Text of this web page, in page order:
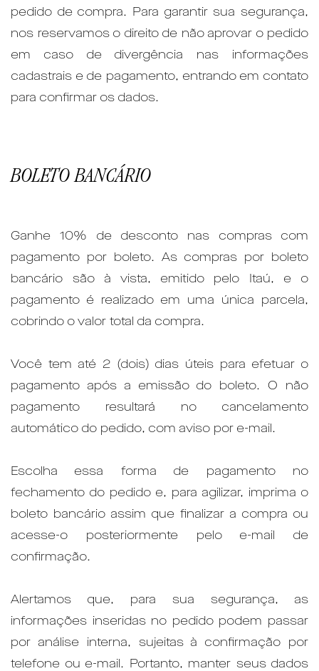
pedido de compra. Para garantir sua segurança,
nos reservamos o direito de não aprovar o pedido
em caso de divergência nas informações
cadastrais e de pagamento, entrando em contato
para confirmar os dados.
BOLETO BANCÁRIO
Ganhe 10% de desconto nas compras com
pagamento por boleto. As compras por boleto
bancário são à vista, emitido pelo Itaú, e o
pagamento é realizado em uma única parcela,
cobrindo o valor total da compra.
Você tem até 2 (dois) dias úteis para efetuar o
pagamento após a emissão do boleto. O não
pagamento resultará no cancelamento
automático do pedido, com aviso por e-mail.
Escolha essa forma de pagamento no
fechamento do pedido e, para agilizar, imprima o
boleto bancário assim que finalizar a compra ou
acesse-o posteriormente pelo e-mail de
confirmação.
Alertamos que, para sua segurança, as
informações inseridas no pedido podem passar
por análise interna, sujeitas à confirmação por
telefone ou e-mail. Portanto, manter seus dados